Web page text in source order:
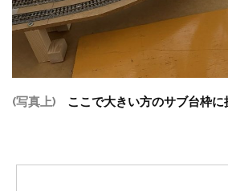
(写真上) ここで大きい方のサブ台枠に